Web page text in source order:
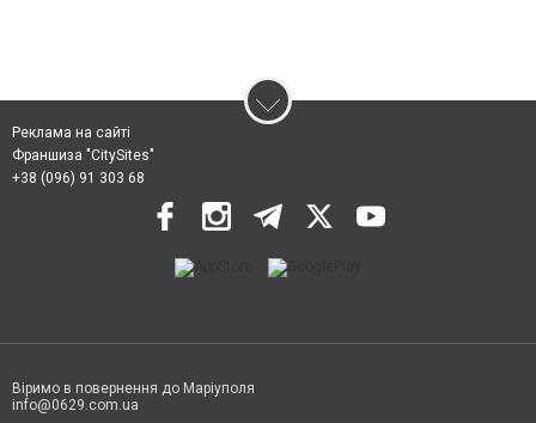
Реклама на сайті
Франшиза "CitySites"
+38 (096) 91 303 68
Віримо в повернення до Маріуполя
info@0629.com.ua